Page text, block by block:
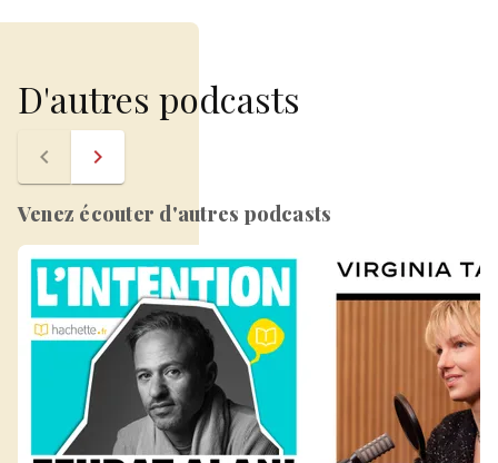
D'autres podcasts
navigate_before navigate_next
Venez écouter d'autres podcasts